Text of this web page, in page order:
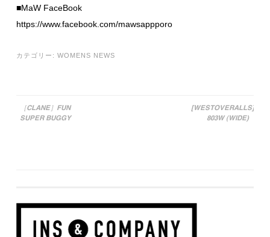
■MaW FaceBook
https://www.facebook.com/mawsappporo
カテゴリー: WOMENS NEWS
［CLANE］FUN
SUPER BUGGY
[WESTOVERALLS]
803W (WIDE)